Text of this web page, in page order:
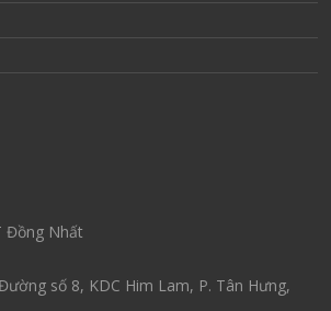
Đồng Nhất
số 8, KDC Him Lam, P. Tân Hưng,